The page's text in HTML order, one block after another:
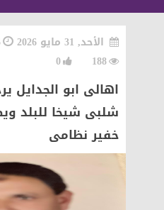
الأحد, 31 مايو 2026
188
0
اهالى ابو الجدايل
شلبى شيخا للبلد
خفير نظامى